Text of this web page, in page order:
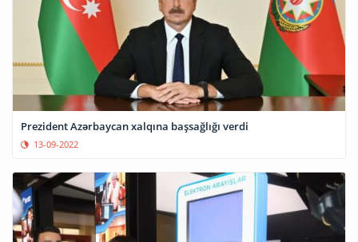
Prezident Azərbaycan xalqına başsağlığı verdi
13-09-2022